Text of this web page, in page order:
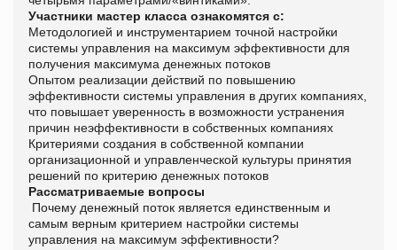
Участники мастер класса ознакомятся с:
Методологией и инструментарием точной настройки
системы управления на максимум эффективности для
получения максимума денежных потоков
Опытом реализации действий по повышению
эффективности системы управления в других компаниях,
что повышает уверенность в возможности устранения
причин неэффективности в собственных компаниях
Критериями создания в собственной компании
организационной и управленческой культуры принятия
решений по критерию денежных потоков
Рассматриваемые вопросы
Почему денежный поток является единственным и
самым верным критерием настройки системы
управления на максимум эффективности?